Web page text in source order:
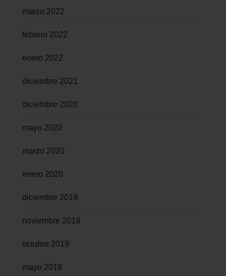
marzo 2022
febrero 2022
enero 2022
diciembre 2021
diciembre 2020
mayo 2020
marzo 2020
enero 2020
diciembre 2019
noviembre 2019
octubre 2019
mayo 2019